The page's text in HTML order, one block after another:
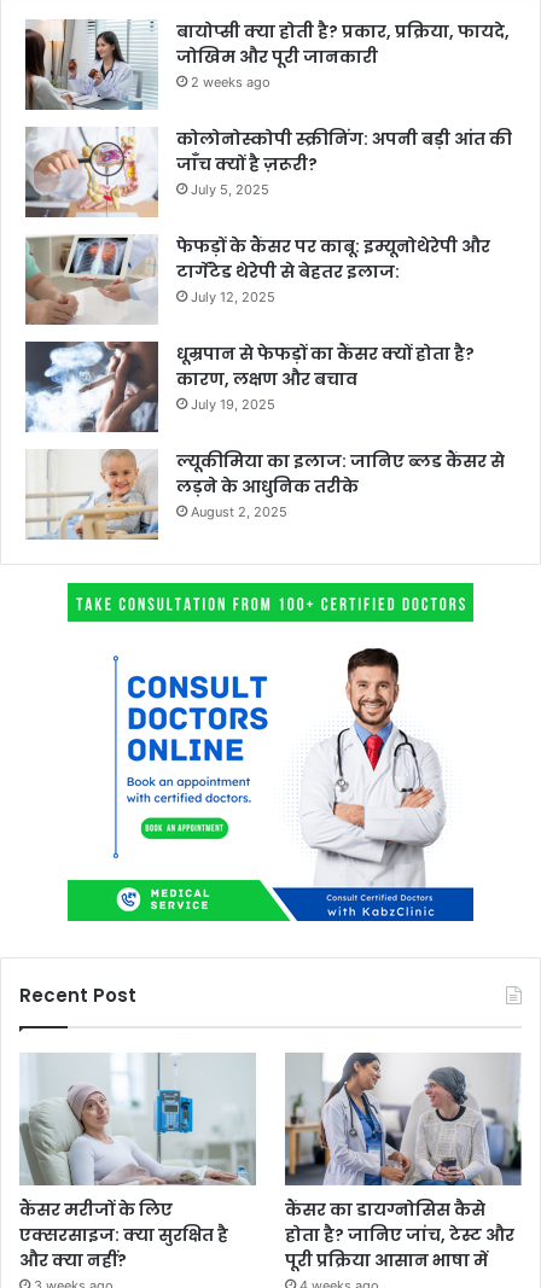
बायोप्सी क्या होती है? प्रकार, प्रक्रिया, फायदे,
जोखिम और पूरी जानकारी
2 weeks ago
कोलोनोस्कोपी स्क्रीनिंग: अपनी बड़ी आंत की
जाँच क्यों है ज़रूरी?
July 5, 2025
फेफड़ों के कैंसर पर काबू: इम्यूनोथेरेपी और
टार्गेटेड थेरेपी से बेहतर इलाज:
July 12, 2025
धूम्रपान से फेफड़ों का कैंसर क्यों होता है?
कारण, लक्षण और बचाव
July 19, 2025
ल्यूकीमिया का इलाज: जानिए ब्लड कैंसर से
लड़ने के आधुनिक तरीके
August 2, 2025
Recent Post
कैंसर मरीजों के लिए
एक्सरसाइज: क्या सुरक्षित है
और क्या नहीं?
कैंसर का डायग्नोसिस कैसे
होता है? जानिए जांच, टेस्ट और
पूरी प्रक्रिया आसान भाषा में